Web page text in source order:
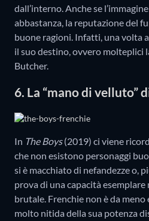
dall’interno. Anche se
abbastanza, la reputazione del
buone ragioni. Infatti, una volta
il suo destino, ovvero molteplici
Butcher.
6. La “mano di velluto”
In The Boys(2019) ci viene
che non esistono personaggi
si è macchiato di nefandezze o,
prova di una capacità esemplare
brutale. Frenchie non è da meno
molto nitida della sua potenza